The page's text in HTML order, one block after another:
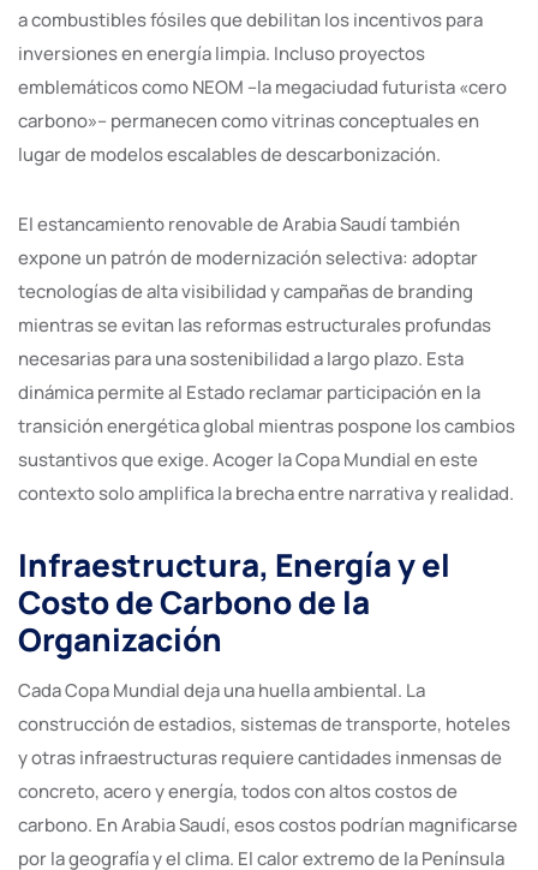
a combustibles fósiles que debilitan los incentivos para
inversiones en energía limpia. Incluso proyectos
emblemáticos como NEOM –la megaciudad futurista «cero
carbono»– permanecen como vitrinas conceptuales en
lugar de modelos escalables de descarbonización.
El estancamiento renovable de Arabia Saudí también
expone un patrón de modernización selectiva: adoptar
tecnologías de alta visibilidad y campañas de branding
mientras se evitan las reformas estructurales profundas
necesarias para una sostenibilidad a largo plazo. Esta
dinámica permite al Estado reclamar participación en la
transición energética global mientras pospone los cambios
sustantivos que exige. Acoger la Copa Mundial en este
contexto solo amplifica la brecha entre narrativa y realidad.
Infraestructura, Energía y el
Costo de Carbono de la
Organización
Cada Copa Mundial deja una huella ambiental. La
construcción de estadios, sistemas de transporte, hoteles
y otras infraestructuras requiere cantidades inmensas de
concreto, acero y energía, todos con altos costos de
carbono. En Arabia Saudí, esos costos podrían magnificarse
por la geografía y el clima. El calor extremo de la Península